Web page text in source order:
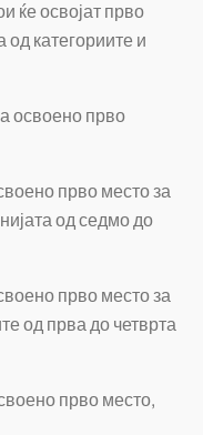
ќе освојат прво
од категориите и
освоено прво
прво место за
од седмо до
прво место за
од прва до четврта
прво место,